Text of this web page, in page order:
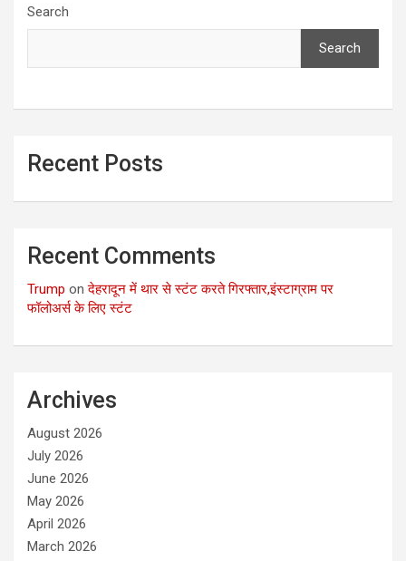
Search
Search
Recent Posts
Recent Comments
Trump onदेहरादून में थार से स्टंट करते गिरफ्तार,इंस्टाग्राम पर
फॉलोअर्स के लिए स्टंट
Archives
August 2026
July 2026
June 2026
May 2026
April 2026
March 2026